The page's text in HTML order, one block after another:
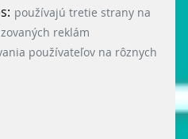
v ľavom dolnom rohu
o využívaní cookies
tu:
používajú tretie strany na
reklám
používateľov na rôznych